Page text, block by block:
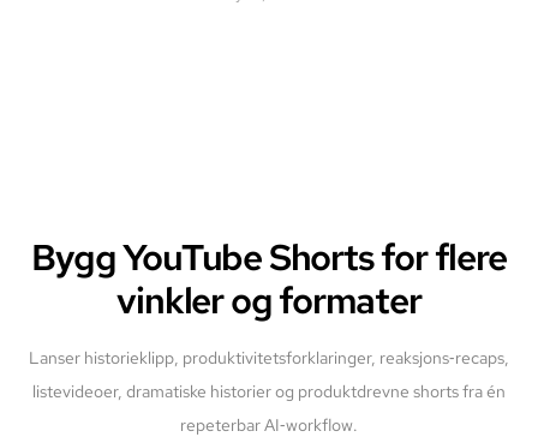
Bygg YouTube Shorts for flere
vinkler og formater
Lanser historieklipp, produktivitetsforklaringer, reaksjons‑recaps,
listevideoer, dramatiske historier og produktdrevne shorts fra én
repeterbar AI‑workflow.